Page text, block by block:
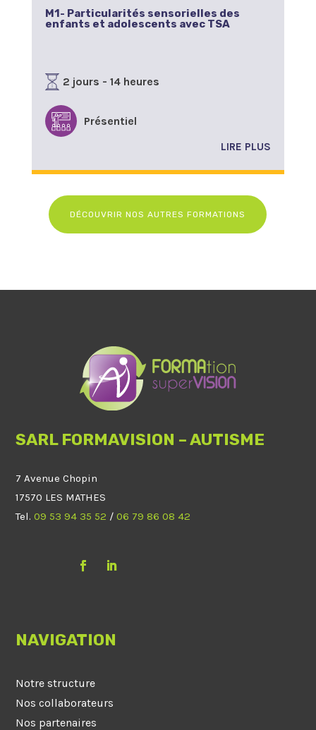
M1- Particularités sensorielles des
enfants et adolescents avec TSA
2 jours - 14 heures
Présentiel
LIRE PLUS
DÉCOUVRIR NOS AUTRES FORMATIONS
SARL FORMAVISION – AUTISME
7 Avenue Chopin
17570 LES MATHES
Tel.09 53 94 35 52 /06 79 86 08 42
NAVIGATION
Notre structure
Nos collaborateurs
Nos partenaires